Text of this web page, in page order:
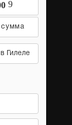
9
Гилеле